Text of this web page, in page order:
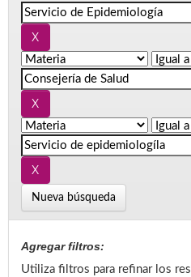
Nueva búsqueda
Agregar filtros:
Utiliza filtros para refinar los